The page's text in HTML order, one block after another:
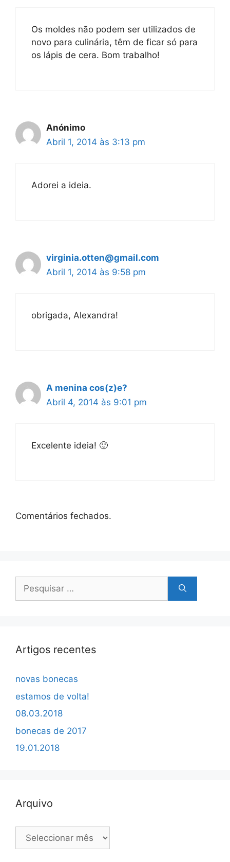
Os moldes não podem ser utilizados de
novo para culinária, têm de ficar só para
os lápis de cera. Bom trabalho!
Anónimo
Abril 1, 2014 às 3:13 pm
Adorei a ideia.
virginia.otten@gmail.com
Abril 1, 2014 às 9:58 pm
obrigada, Alexandra!
A menina cos(z)e?
Abril 4, 2014 às 9:01 pm
Excelente ideia! 🙂
Comentários fechados.
Pesquisar
Artigos recentes
novas bonecas
estamos de volta!
08.03.2018
bonecas de 2017
19.01.2018
Arquivo
Arquivo